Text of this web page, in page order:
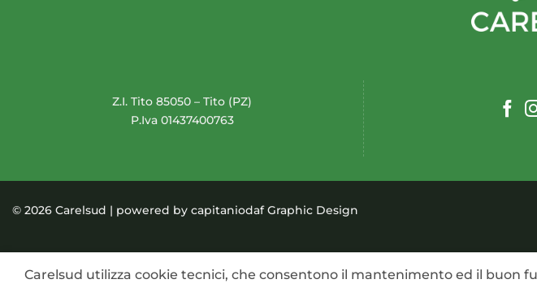
Z.I. Tito 85050 – Tito (PZ)
P.Iva 01437400763
© 2026 Carelsud | powered by capitaniodaf Graphic Design
Carelsud utilizza cookie tecnici, che consentono il mantenimento ed il buon